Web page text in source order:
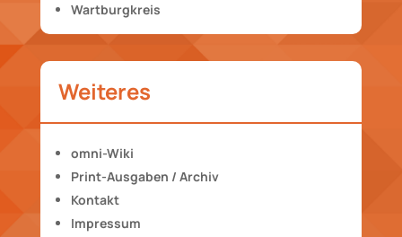
Wartburgkreis
Weiteres
omni-Wiki
Print-Ausgaben / Archiv
Kontakt
Impressum